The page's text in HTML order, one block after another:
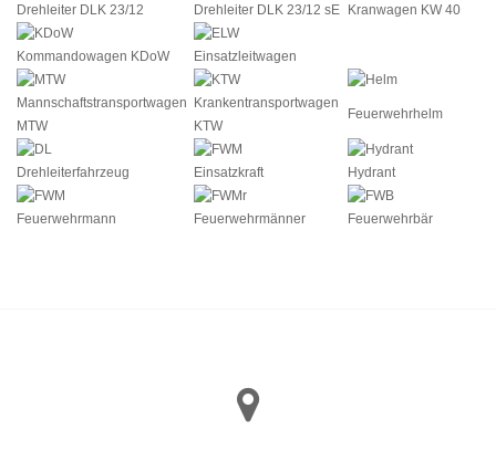
Drehleiter DLK 23/12 Drehleiter DLK 23/12 sE Kranwagen KW 40
Kommandowagen KDoW Einsatzleitwagen
Mannschaftstransportwagen
MTW
Krankentransportwagen
KTW
Feuerwehrhelm
Drehleiterfahrzeug Einsatzkraft Hydrant
Feuerwehrmann Feuerwehrmänner Feuerwehrbär